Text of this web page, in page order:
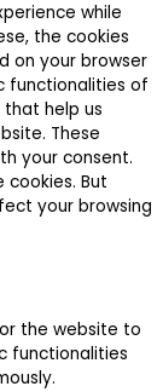
while
the cookies
on your browser
functionalities of
help us
These
your consent.
But
your browsing
the website to
functionalities